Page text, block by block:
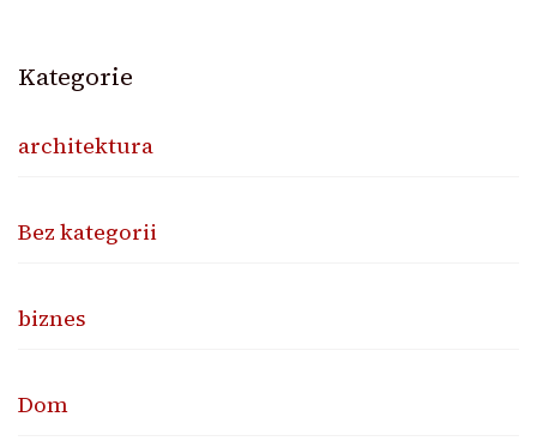
Kategorie
architektura
Bez kategorii
biznes
Dom